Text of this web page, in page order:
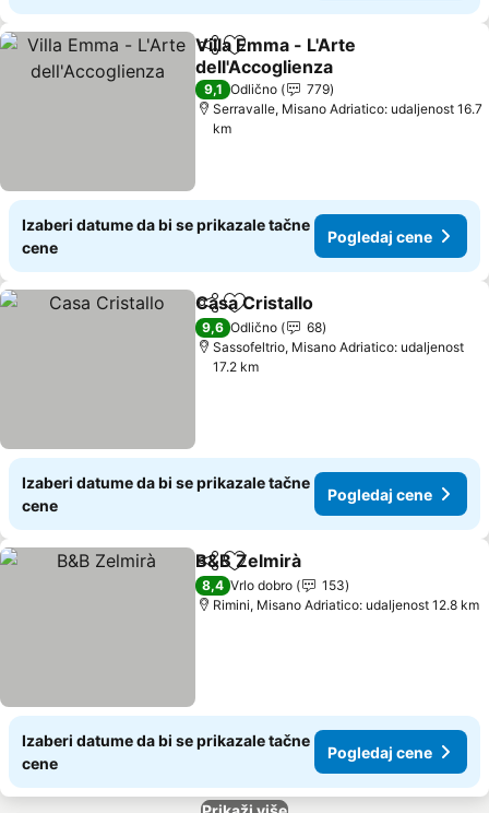
Deli Dodati u favorite
Villa Emma - L'Arte
dell'Accoglienza
9,1 Odlično
779
Serravalle, Misano Adriatico: udaljenost 16.7
km
Izaberi datume da bi se prikazale tačne
cene
Pogledaj cene
Deli Dodati u favorite
Casa Cristallo
9,6 Odlično
68
Sassofeltrio, Misano Adriatico: udaljenost
17.2 km
Izaberi datume da bi se prikazale tačne
cene
Pogledaj cene
Deli Dodati u favorite
B&B Zelmirà
8,4 Vrlo dobro
153
Rimini, Misano Adriatico: udaljenost 12.8 km
Izaberi datume da bi se prikazale tačne
cene
Pogledaj cene